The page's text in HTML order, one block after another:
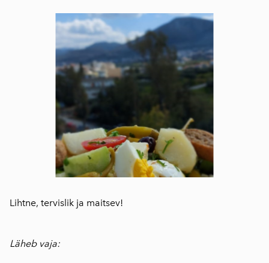
Lihtne, tervislik ja maitsev!
Läheb vaja: